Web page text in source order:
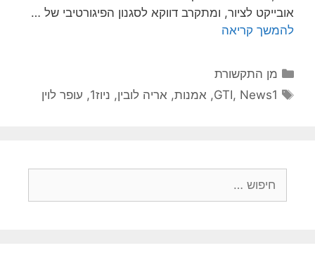
אובייקט לציור, ומתקרב דווקא לסגנון הפיגורטיבי של …
להמשך קריאה
קטגוריות
מן התקשורת
תגיות
GTI, News1
, אמנות, אריה לובין, ניוז1 , עופר לוין